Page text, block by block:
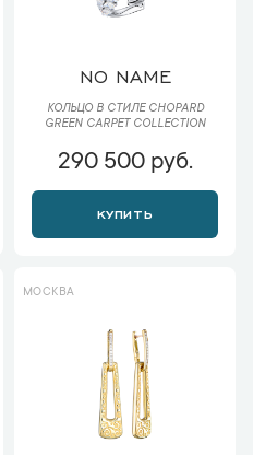
NO NAME
КОЛЬЦО В СТИЛЕ CHOPARD
GREEN CARPET COLLECTION
290 500 руб.
КУПИТЬ
МОСКВА